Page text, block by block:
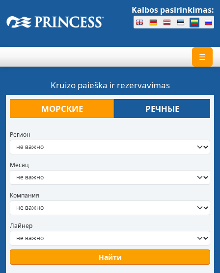
Kalbos pasirinkimas:
☰
Kruizo paieška ir rezervavimas
МОРСКИЕ РЕЧНЫЕ
Регион
Месяц
Компания
Лайнер